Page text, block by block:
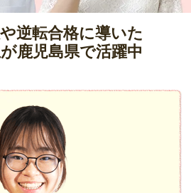
逆転合格に導いた
鹿児島県で活躍中